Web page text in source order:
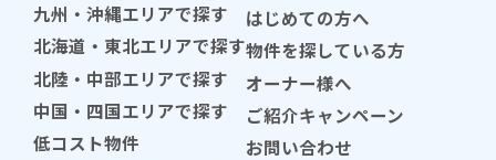
九州・沖縄エリアで探す
北海道・東北エリアで探す
北陸・中部エリアで探す
中国・四国エリアで探す
低コスト物件
はじめての方へ
物件を探している方
オーナー様へ
ご紹介キャンペーン
お問い合わせ